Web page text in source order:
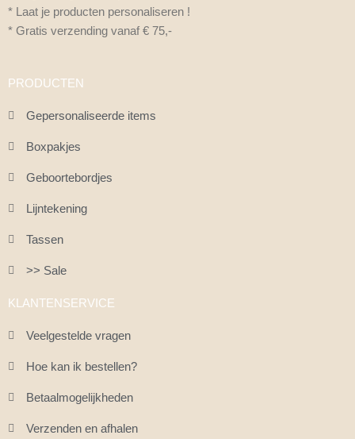
* Laat je producten personaliseren !
* Gratis verzending vanaf € 75,-
PRODUCTEN
Gepersonaliseerde items
Boxpakjes
Geboortebordjes
Lijntekening
Tassen
>> Sale
KLANTENSERVICE
Veelgestelde vragen
Hoe kan ik bestellen?
Betaalmogelijkheden
Verzenden en afhalen